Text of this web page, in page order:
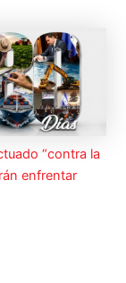
“contra la
enfrentar